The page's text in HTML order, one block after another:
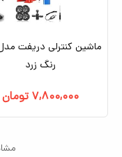
رنگ زرد
۷,۸۰۰,۰۰۰ تومان